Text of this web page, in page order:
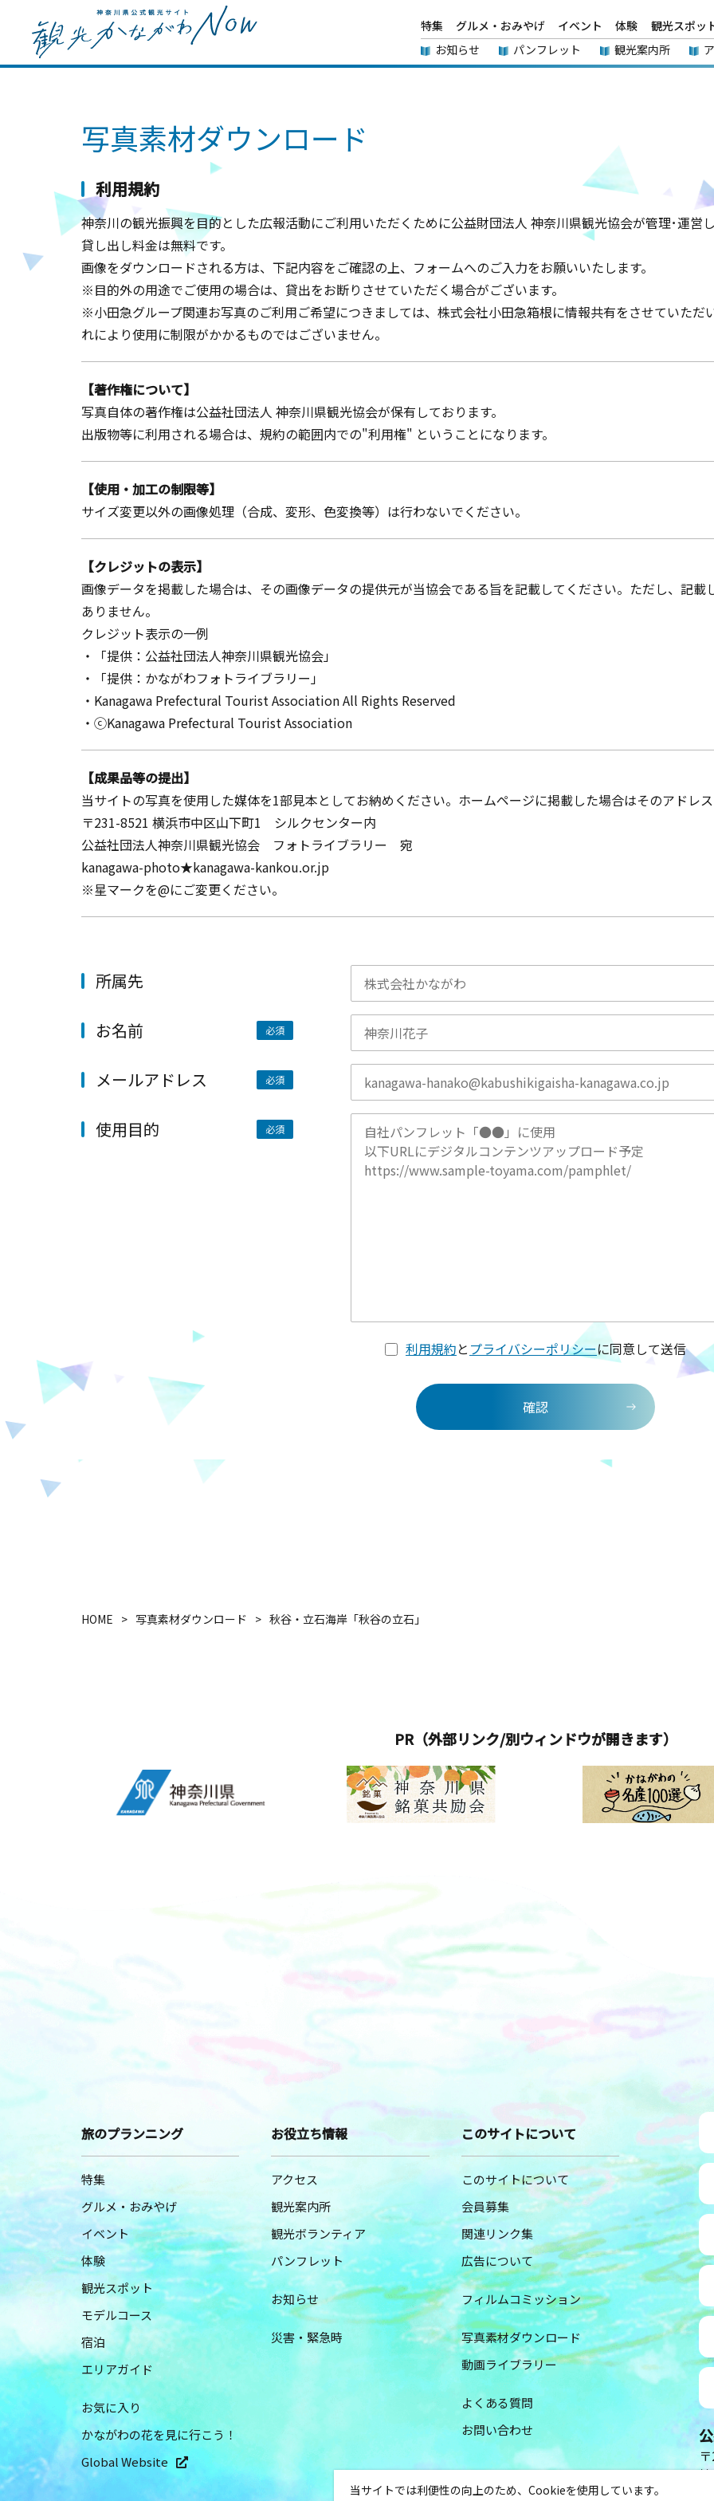
特集 グルメ・おみやげ イベント 体験 観光スポッ
お知らせ
パンフレット 観光案内所
写真素材ダウンロード
利用規約
神奈川の観光振興を目的とした広報活動にご利用いただくために公益財団法人 神奈川県観光協会が管理･運営し
貸し出し料金は無料です。
画像をダウンロードされる方は、下記内容をご確認の上、フォームへのご入力をお願いいたします。
※目的外の用途でご使用の場合は、貸出をお断りさせていただく場合がございます。
※小田急グループ関連お写真のご利用ご希望につきましては、株式会社小田急箱根に情報共有をさせていただ
れにより使用に制限がかかるものではございません。
【著作権について】
写真自体の著作権は公益社団法人 神奈川県観光協会が保有しております。
出版物等に利用される場合は、規約の範囲内での"利用権" ということになります。
【使用・加工の制限等】
サイズ変更以外の画像処理（合成、変形、色変換等）は行わないでください。
【クレジットの表示】
画像データを掲載した場合は、その画像データの提供元が当協会である旨を記載してください。ただし、記
ありません。
クレジット表示の一例
・「提供：公益社団法人神奈川県観光協会」
・「提供：かながわフォトライブラリー」
・Kanagawa Prefectural Tourist Association All Rights Reserved
・ⓒKanagawa Prefectural Tourist Association
【成果品等の提出】
当サイトの写真を使用した媒体を1部見本としてお納めください。ホームページに掲載した場合はそのアドレス
〒231-8521 横浜市中区山下町1 シルクセンター内
公益社団法人神奈川県観光協会 フォトライブラリー 宛
kanagawa-photo★kanagawa-kankou.or.jp
※星マークを@にご変更ください。
所属先
お名前
メールアドレス
使用目的
利用規約と プライバシーポリシーに同意して送信
確認
HOME 写真素材ダウンロード 秋谷・立石海岸「秋谷の立石」
PR（外部リンク/別ウィンドウが開きます）
旅のプランニング
特集
グルメ・おみやげ
イベント
体験
観光スポット
モデルコース
宿泊
エリアガイド
お気に入り
かながわの花を見に行こう！
Global Website
お役立ち情報
アクセス
観光案内所
観光ボランティア
パンフレット
お知らせ
災害・緊急時
このサイトについて
このサイトについて
会員募集
関連リンク集
広告について
フィルムコミッション
写真素材ダウンロード
動画ライブラリー
よくある質問
お問い合わせ
当サイトでは利便性の向上のため、Cookieを使用しています。